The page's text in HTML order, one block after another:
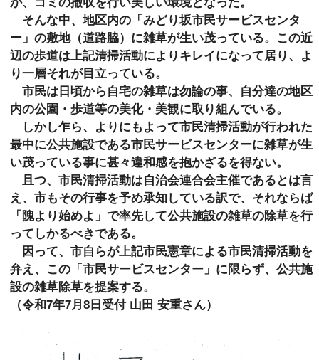
そんな中、地区内の「みどり坂市民サービスセンタ
ー」の敷地（道路脇）に雑草が生い茂っている。この近
辺の歩道は上記清掃活動によりキレイになって居り、よ
り一層それが目立っている。
市民は日頃から自宅の雑草は勿論の事、自分達の地区
内の公園・歩道等の美化・美観に取り組んでいる。
しかし乍ら、よりにもよって市民清掃活動が行われた
最中に公共施設である市民サービスセンターに雑草が生
い茂っている事に甚々違和感を抱かざるを得ない。
且つ、市民清掃活動は自治会連合会主催であるとは言
え、市もその行事を予め承知している訳で、それならば
「隗より始めよ」で率先して公共施設の雑草の除草を行
ってしかるべきである。
因って、市自らが上記市民憲章による市民清掃活動を
弁え、この「市民サービスセンター」に限らず、公共施
設の雑草除草を提案する。
（令和7年7月8日受付 山田 安重さん）